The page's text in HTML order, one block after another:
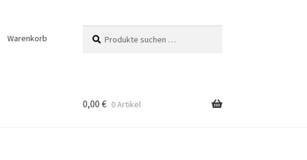
Warenkorb
nach:
0,00 € 0 Artikel